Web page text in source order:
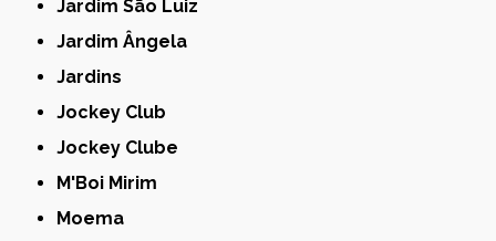
Jardim São Luiz
Jardim Ângela
Jardins
Jockey Club
Jockey Clube
M'Boi Mirim
Moema